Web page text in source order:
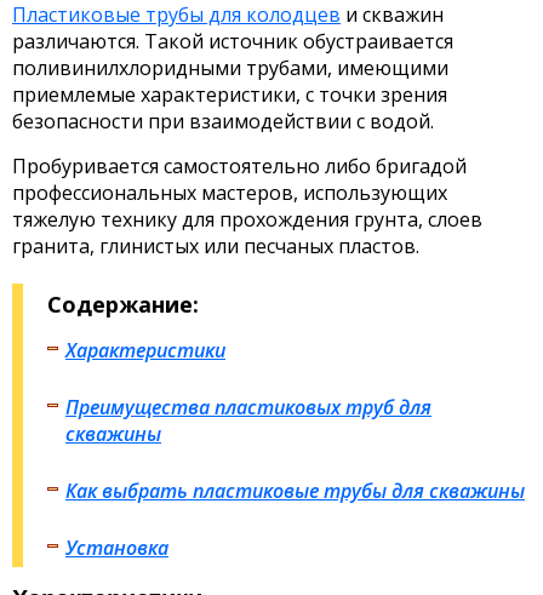
Пластиковые трубы для колодцев и скважин
различаются. Такой источник обустраивается
поливинилхлоридными трубами, имеющими
приемлемые характеристики, с точки зрения
безопасности при взаимодействии с водой.
Пробуривается самостоятельно либо бригадой
профессиональных мастеров, использующих
тяжелую технику для прохождения грунта, слоев
гранита, глинистых или песчаных пластов.
Содержание:
Характеристики
Преимущества пластиковых труб для
скважины
Как выбрать пластиковые трубы для скважины
Установка